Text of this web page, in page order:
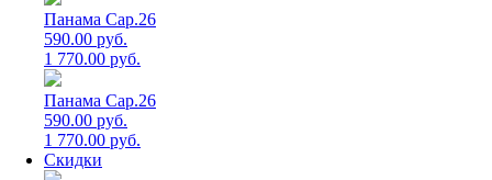
Панама Cap.26
590.00 руб.
1 770.00 руб.
Панама Cap.26
590.00 руб.
1 770.00 руб.
Скидки